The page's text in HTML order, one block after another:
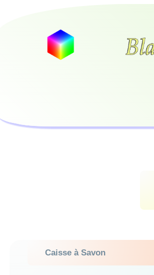
Caisse à Savon